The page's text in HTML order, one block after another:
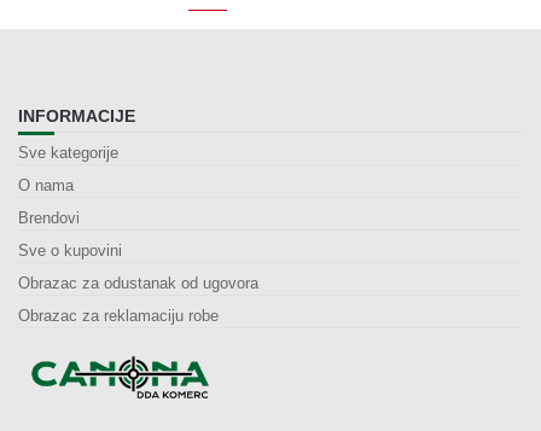
INFORMACIJE
Sve kategorije
O nama
Brendovi
Sve o kupovini
Obrazac za odustanak od ugovora
Obrazac za reklamaciju robe